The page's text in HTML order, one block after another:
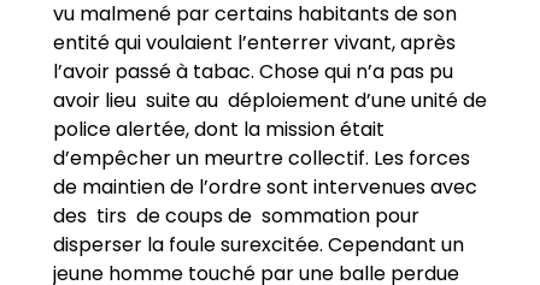
vu malmené par certains habitants de son
entité qui voulaient l’enterrer vivant, après
l’avoir passé à tabac. Chose qui n’a pas pu
avoir lieu suite au déploiement d’une unité de
police alertée, dont la mission était
d’empêcher un meurtre collectif. Les forces
de maintien de l’ordre sont intervenues avec
des tirs de coups de sommation pour
disperser la foule surexcitée. Cependant un
jeune homme touché par une balle perdue